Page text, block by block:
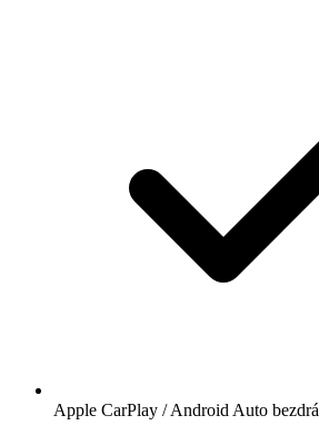
Apple CarPlay / Android Auto